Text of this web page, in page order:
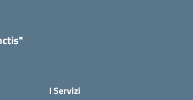
I Servizi